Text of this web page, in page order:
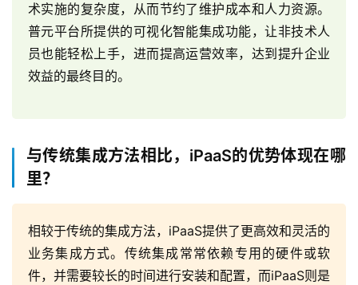
联
术实施的复杂度，从而节约了维护成本和人力资源。
普元平台所提供的可视化智能集成功能，让非技术人
员也能轻松上手，进而提高运营效率，达到提升企业
效益的最终目的。
与传统集成方法相比，iPaaS的优势体现在哪
里？
相较于传统的集成方法，iPaaS提供了更高效和灵活的
业务集成方式。传统集成常常依赖专用的硬件或软
件，并需要较长的时间进行安装和配置，而iPaaS则是